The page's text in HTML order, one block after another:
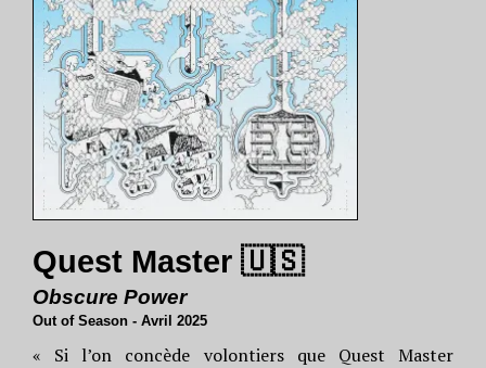
Quest Master 🇺🇸
Obscure Power
Out of Season - Avril 2025
« Si l’on concède volontiers que Quest Master